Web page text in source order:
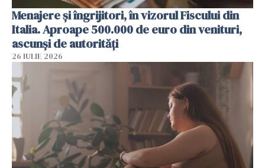
Menajere și îngrijitori, în vizorul Fiscului din
Italia. Aproape 500.000 de euro din venituri,
ascunși de autorități
26 IULIE 2026